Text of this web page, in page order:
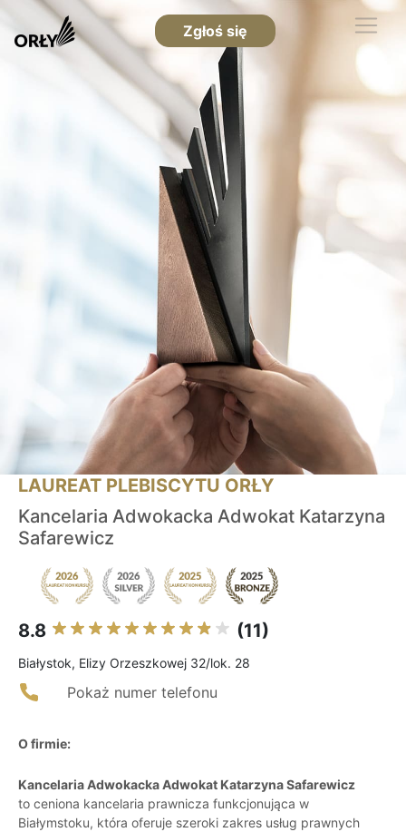
Zgłoś się
LAUREAT PLEBISCYTU ORŁY
Kancelaria Adwokacka Adwokat Katarzyna
Safarewicz
8.8 (11)
Białystok, Elizy Orzeszkowej 32/lok. 28
Pokaż numer telefonu
O firmie:
Kancelaria Adwokacka Adwokat Katarzyna Safarewicz
to ceniona kancelaria prawnicza funkcjonująca w
Białymstoku, która oferuje szeroki zakres usług prawnych